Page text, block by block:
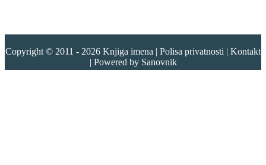
Copyright © 2011 - 2026 Knjiga imena | Polisa privatnosti | Kontakt
| Powered by Sanovnik